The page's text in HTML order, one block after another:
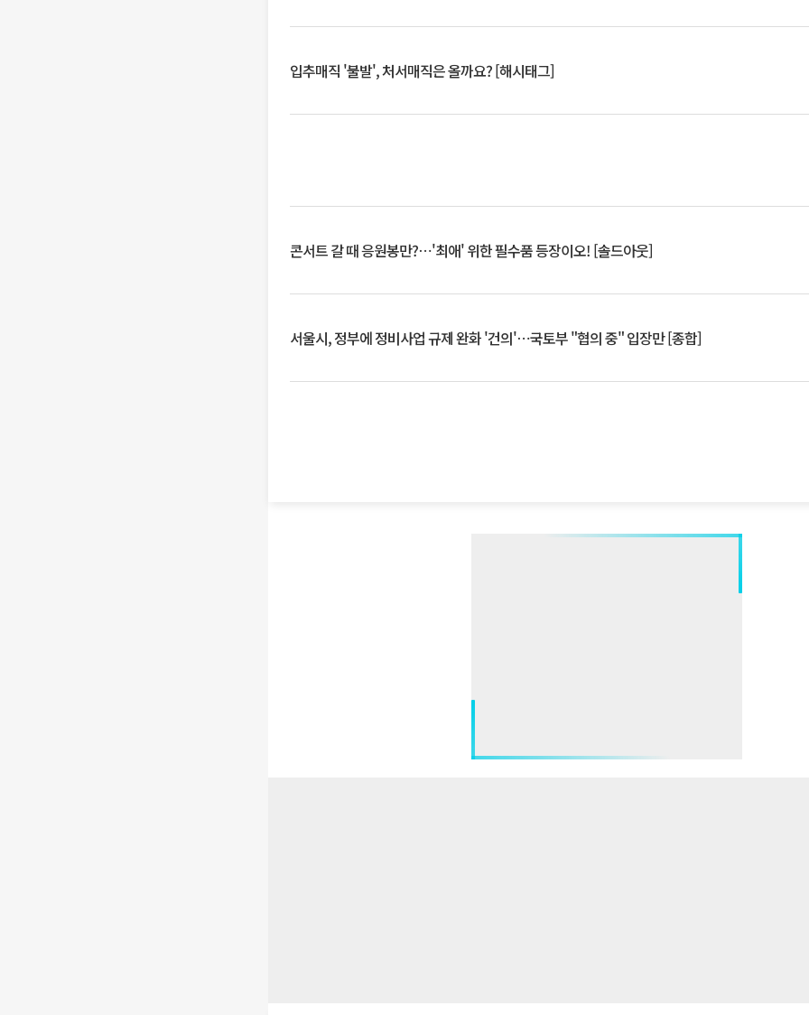
입추매직 '불발', 처서매직은 올까요? [해시태그]
콘서트 갈 때 응원봉만?⋯'최애' 위한 필수품 등장이오! [솔드아웃]
서울시, 정부에 정비사업 규제 완화 '건의'⋯국토부 "협의 중" 입장만 [종합]